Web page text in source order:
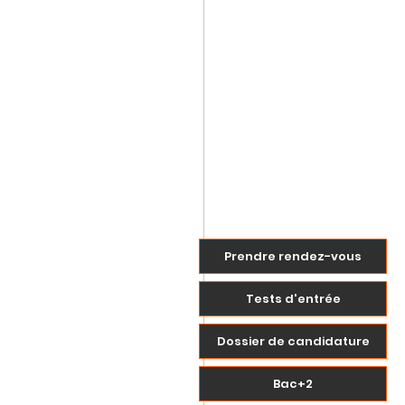
Prendre rendez-vous
Tests d'entrée
Dossier de candidature
Bac+2